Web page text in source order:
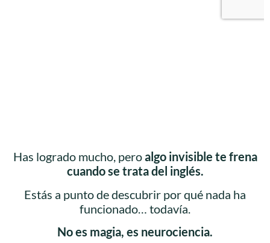
Has logrado mucho, peroalgo invisible te frena
cuando se trata del inglés.
Estás a punto de descubrir por qué nada ha
funcionado… todavía.
No es magia, es neurociencia.